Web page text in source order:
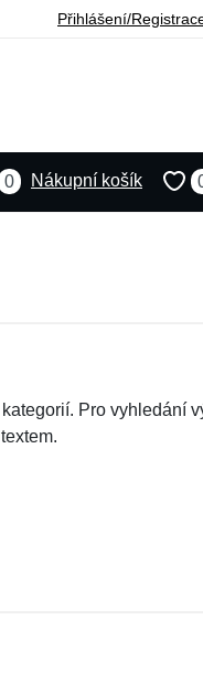
Přihlášení/
0 Nákupní košík
Pro vyhledání